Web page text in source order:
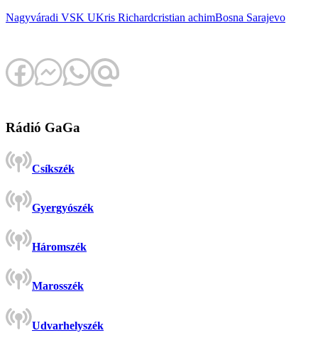
Nagyváradi VSK UKris Richardcristian achimBosna Sarajevo
Rádió GaGa
Csíkszék
Gyergyószék
Háromszék
Marosszék
Udvarhelyszék